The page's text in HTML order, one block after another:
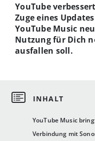
YouTube Music
Verbindung mit
YouTube
Zuge eines
YouTube Music
Nutzung für Dich
ausfallen soll.